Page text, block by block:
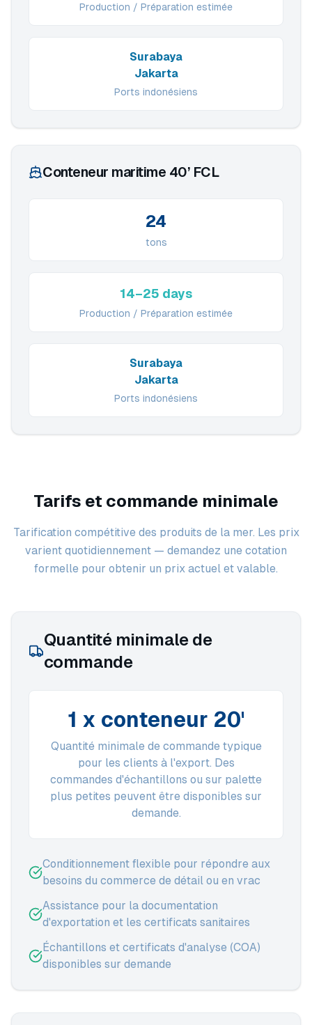
Production / Préparation estimée
Surabaya
Jakarta
Ports indonésiens
Conteneur maritime 40’ FCL
24
tons
14–25 days
Production / Préparation estimée
Surabaya
Jakarta
Ports indonésiens
Tarifs et commande minimale
Tarification compétitive des produits de la mer. Les prix
varient quotidiennement — demandez une cotation
formelle pour obtenir un prix actuel et valable.
Quantité minimale de
commande
1 x conteneur 20'
Quantité minimale de commande typique
pour les clients à l'export. Des
commandes d'échantillons ou sur palette
plus petites peuvent être disponibles sur
demande.
Conditionnement flexible pour répondre aux
besoins du commerce de détail ou en vrac
Assistance pour la documentation
d'exportation et les certificats sanitaires
Échantillons et certificats d'analyse (COA)
disponibles sur demande